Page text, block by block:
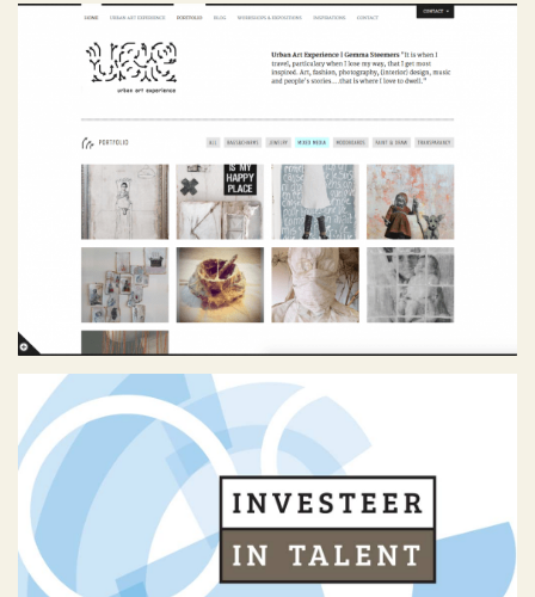
Urban Art Experience
Geen categorie
Investeer in Talent
Geen categorie